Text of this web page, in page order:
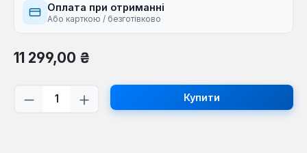
Оплата при отриманні
Або карткою / безготівково
Звичайна ціна:
11 299,00 ₴
Кількість товару: Введіть потрібну
Купити